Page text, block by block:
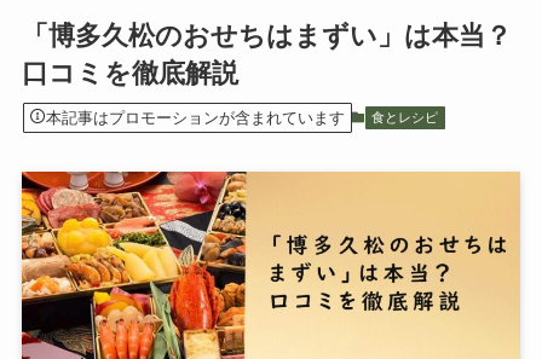
「博多久松のおせちはまずい」は本当？
口コミを徹底解説
本記事はプロモーションが含まれています 食とレシピ